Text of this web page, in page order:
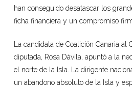
han conseguido desatascar los
ficha financiera y un compromiso
La candidata de Coalición Canaria al
diputada, Rosa Dávila, apuntó a la
el norte de la Isla. La dirigente
un abandono absoluto de la Isla y